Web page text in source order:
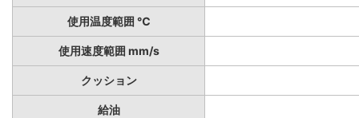
使用温度範囲 ℃
使用速度範囲 mm/s
クッション
給油